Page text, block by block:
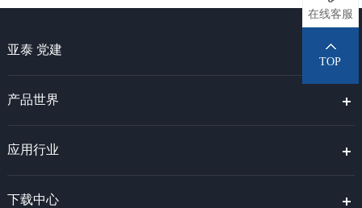
亚泰 党建
产品世界
应用行业
下载中心
在线客服
TOP